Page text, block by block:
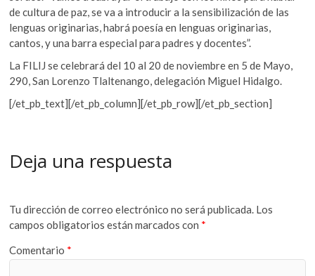
de cultura de paz, se va a introducir a la sensibilización de las
lenguas originarias, habrá poesía en lenguas originarias,
cantos, y una barra especial para padres y docentes”.
La FILIJ se celebrará del 10 al 20 de noviembre en 5 de Mayo,
290, San Lorenzo Tlaltenango, delegación Miguel Hidalgo.
[/et_pb_text][/et_pb_column][/et_pb_row][/et_pb_section]
Deja una respuesta
Tu dirección de correo electrónico no será publicada. Los
campos obligatorios están marcados con *
Comentario *